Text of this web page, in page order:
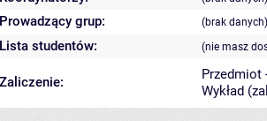
Prowadzący grup: (brak danych)
Lista studentów: (nie masz
Zaliczenie:
Przedmiot
Wykład